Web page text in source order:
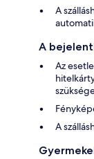
A
A
Az
A